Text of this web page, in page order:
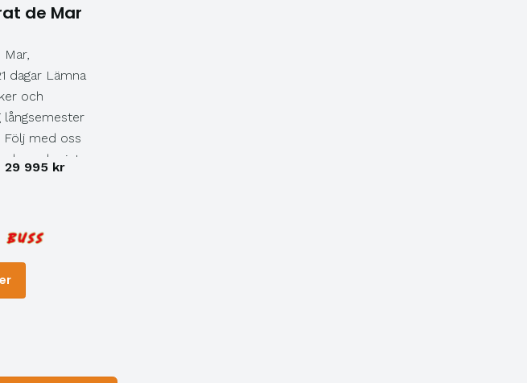
de Mar
dagar Lämna
och
långsemester
med oss
och njut
vid
mil norr
du fina
en
29 995 kr